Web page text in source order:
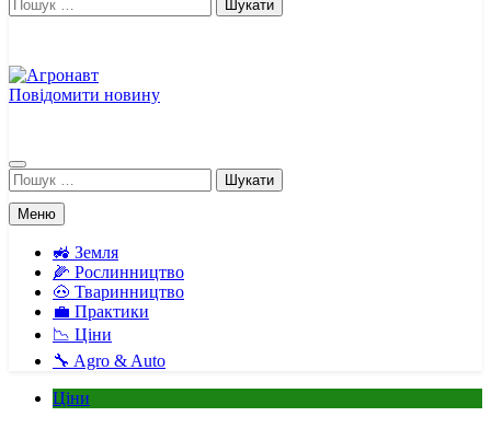
Повідомити новину
Пошук:
Меню
🚜 Земля
🌽 Рослинництво
🐽 Тваринництво
💼 Практики
📉 Ціни
🔧 Agro & Auto
Ціни